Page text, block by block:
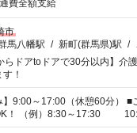
費全額支給
市
馬八幡駅 / 新町(群馬県)駅 /
らドアtoドアで30分以内】介
！
～17:00（休憩60分） ■ご希望があればその他
！ （例）8:30～17:30
休みを合わせたい」 「できれ